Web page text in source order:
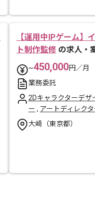
【運用中IPゲーム】
ト制作監修 の求人・
~450,000円／月
業務委託
2Dキャラクターデザ
ー , アートディレク
大崎（東京都）